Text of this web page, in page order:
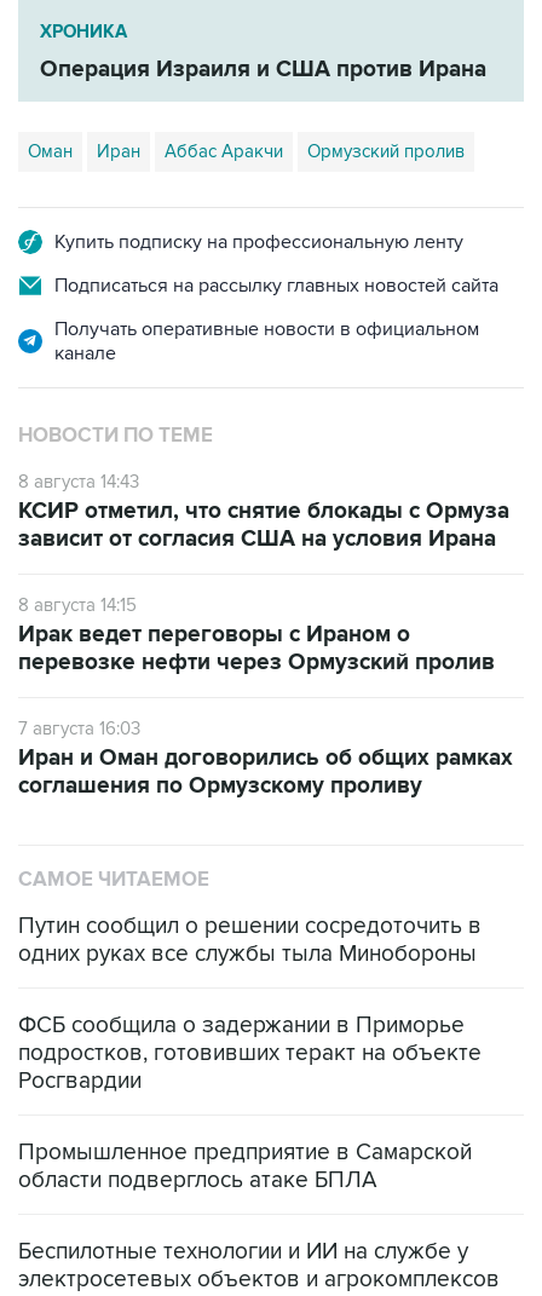
ХРОНИКА
Операция Израиля и США против Ирана
Оман Иран Аббас Аракчи Ормузский пролив
Купить подписку на профессиональную ленту
Подписаться на рассылку главных новостей сайта
Получать оперативные новости в официальном
канале
НОВОСТИ ПО ТЕМЕ
8 августа 14:43
КСИР отметил, что снятие блокады с Ормуза
зависит от согласия США на условия Ирана
8 августа 14:15
Ирак ведет переговоры с Ираном о
перевозке нефти через Ормузский пролив
7 августа 16:03
Иран и Оман договорились об общих рамках
соглашения по Ормузскому проливу
САМОЕ ЧИТАЕМОЕ
Путин сообщил о решении сосредоточить в
одних руках все службы тыла Минобороны
ФСБ сообщила о задержании в Приморье
подростков, готовивших теракт на объекте
Росгвардии
Промышленное предприятие в Самарской
области подверглось атаке БПЛА
Беспилотные технологии и ИИ на службе у
электросетевых объектов и агрокомплексов